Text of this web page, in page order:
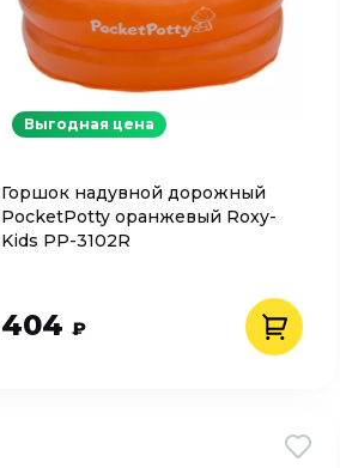
Горшок надувной дорожный
PocketPotty оранжевый Roxy-
Kids PP-3102R
404 ₽
Выгодная цена